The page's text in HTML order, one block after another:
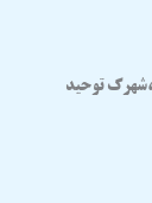
توحید